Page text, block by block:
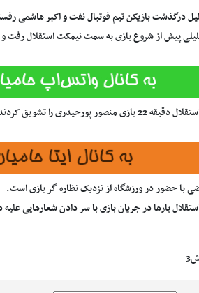
درگذشت بازیکن تیم فوتبال نفت و اکبر هاشمی
پیش از شروع بازی به سمت نیمکت استقلال رفت و
منصور پورحیدری را تشویق کردند.
با حضور در ورزشگاه از نزدیک نظاره گر بازی است.
بارها در جریان بازی با سر دادن شعارهایی